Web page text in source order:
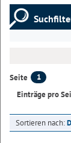
Seite
1
Einträge pro
Sortieren nach: